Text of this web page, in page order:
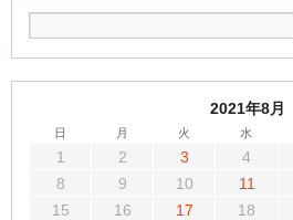
2021年8月
日 月 火 水
1 2 3 4
8
9 10 11
15
16 17 18